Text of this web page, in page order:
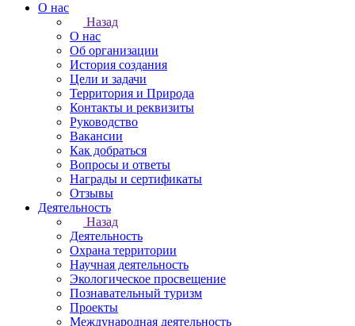
О нас
Назад
О нас
Об организации
История создания
Цели и задачи
Территория и Природа
Контакты и реквизиты
Руководство
Вакансии
Как добраться
Вопросы и ответы
Награды и сертификаты
Отзывы
Деятельность
Назад
Деятельность
Охрана территории
Научная деятельность
Экологическое просвещение
Познавательный туризм
Проекты
Международная деятельность